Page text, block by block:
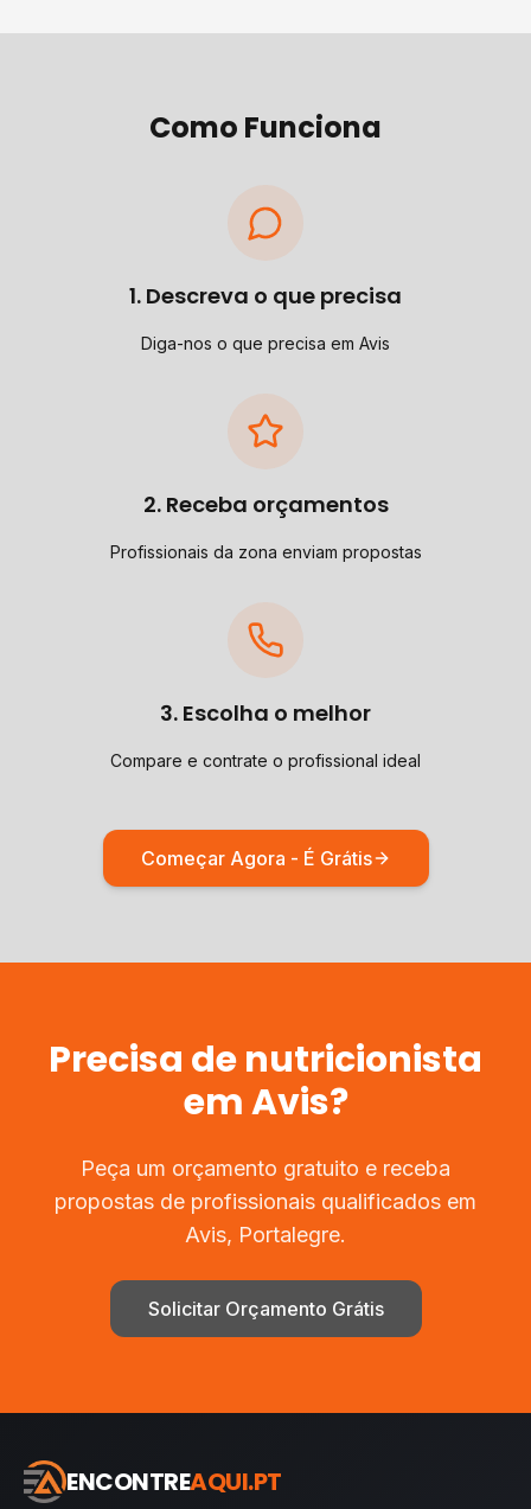
Como Funciona
1. Descreva o que precisa
Diga-nos o que precisa em Avis
2. Receba orçamentos
Profissionais da zona enviam propostas
3. Escolha o melhor
Compare e contrate o profissional ideal
Começar Agora - É Grátis
Precisa denutricionista
emAvis?
Peça um orçamento gratuito e receba
propostas de profissionais qualificados em
Avis, Portalegre.
Solicitar Orçamento Grátis
ENCONTREAQUI.PT